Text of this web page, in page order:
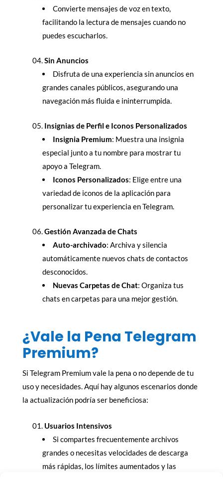
Convierte mensajes de voz en texto,
facilitando la lectura de mensajes cuando no
puedes escucharlos.
Sin Anuncios
Disfruta de una experiencia sin anuncios en
grandes canales públicos, asegurando una
navegación más fluida e ininterrumpida.
Insignias de Perfil e Iconos Personalizados
Insignia Premium: Muestra una insignia
especial junto a tu nombre para mostrar tu
apoyo a Telegram.
Iconos Personalizados: Elige entre una
variedad de iconos de la aplicación para
personalizar tu experiencia en Telegram.
Gestión Avanzada de Chats
Auto-archivado: Archiva y silencia
automáticamente nuevos chats de contactos
desconocidos.
Nuevas Carpetas de Chat: Organiza tus
chats en carpetas para una mejor gestión.
¿Vale la Pena Telegram
Premium?
Si Telegram Premium vale la pena o no depende de tu
uso y necesidades. Aquí hay algunos escenarios donde
la actualización podría ser beneficiosa:
Usuarios Intensivos
Si compartes frecuentemente archivos
grandes o necesitas velocidades de descarga
más rápidas, los límites aumentados y las